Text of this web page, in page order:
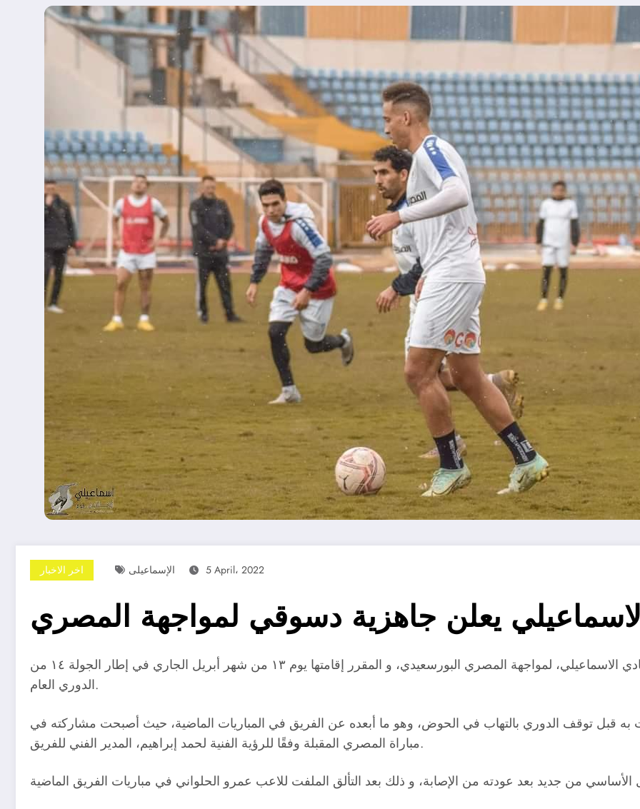
اخر الاخبار الإسماعيلى 5 April، 2022
يعلن جاهزية دسوقي لمواجهة المصري
بات من المؤكد جاهزية محمد دسوقي الظهير الأيسر للنادي الاسماعيلي، لمواجهة المصري البورسعيدي، و المقرر إقامتها يوم ١٣ من شهر أبريل الجاري في إطار الجولة ١٤ من
الدوري العام.
به قبل توقف الدوري بالتهاب في الحوض، وهو ما أبعده عن الفريق في المباريات الماضية، حيث أصبحت مشاركته في
مباراة المصري المقبلة وفقًا للرؤية الفنية لحمد إبراهيم، المدير الفني للفريق.